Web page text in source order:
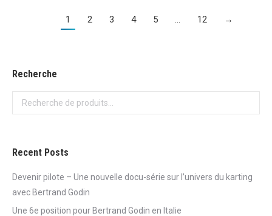
1 2 3 4 5 … 12 →
Recherche
Recent Posts
Devenir pilote – Une nouvelle docu-série sur l’univers du karting
avec Bertrand Godin
Une 6e position pour Bertrand Godin en Italie